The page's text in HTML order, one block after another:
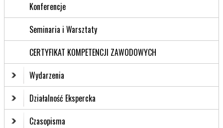
Konferencje
Seminaria i Warsztaty
CERTYFIKAT KOMPETENCJI ZAWODOWYCH
Wydarzenia
Działalność Ekspercka
Czasopisma